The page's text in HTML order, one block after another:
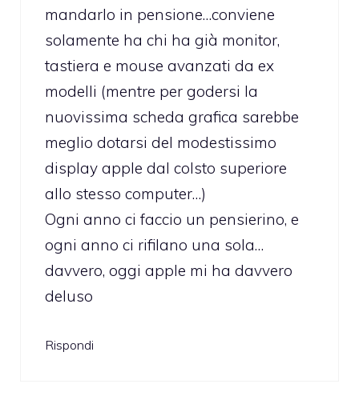
mandarlo in pensione…conviene
solamente ha chi ha già monitor,
tastiera e mouse avanzati da ex
modelli (mentre per godersi la
nuovissima scheda grafica sarebbe
meglio dotarsi del modestissimo
display apple dal colsto superiore
allo stesso computer…)
Ogni anno ci faccio un pensierino, e
ogni anno ci rifilano una sola…
davvero, oggi apple mi ha davvero
deluso
Rispondi